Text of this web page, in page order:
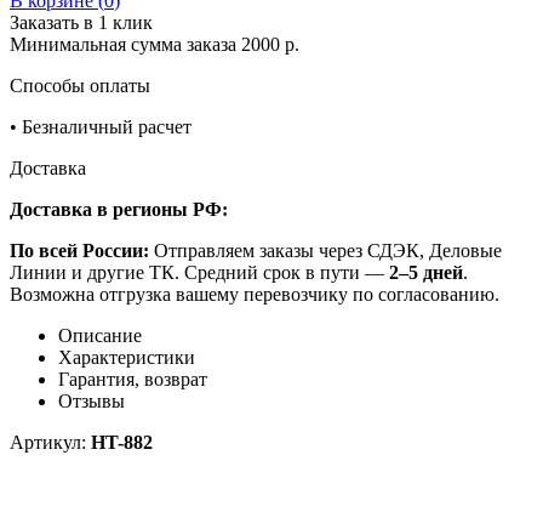
Заказать в 1 клик
Минимальная сумма заказа 2000 р.
Способы оплаты
• Безналичный расчет
Доставка
Доставка в регионы РФ:
По всей России: Отправляем заказы через СДЭК, Деловые
Линии и другие ТК. Средний срок в пути — 2–5 дней.
Возможна отгрузка вашему перевозчику по согласованию.
Описание
Характеристики
Гарантия, возврат
Отзывы
Артикул: HT-882